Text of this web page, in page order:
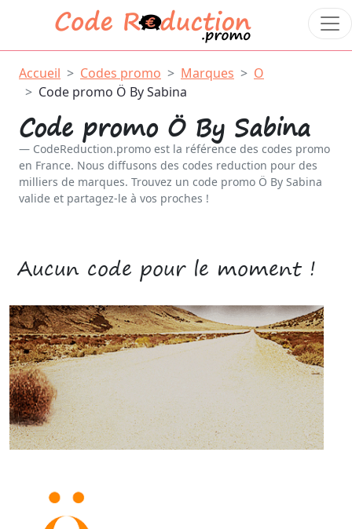
Accueil Codes promo Marques
O
Code promo Ö By Sabina
Code promo Ö By Sabina
CodeReduction.promo est la référence des codes promo
en France. Nous diffusons des codes reduction pour des
milliers de marques. Trouvez un code promo Ö By Sabina
valide et partagez-le à vos proches !
Aucun code pour le moment !